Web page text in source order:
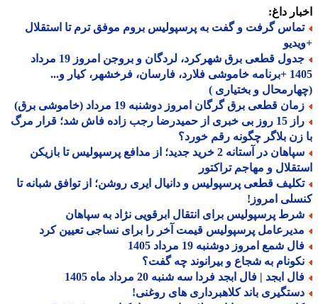
داغ:
گرفت و گفت به پرسپولیس بروم موفق ترم تا استقلال
جدول قطعی برق شهرکرد، لردگان و بروجن امروز 19 مرداد
1405 +برنامه خاموشی فلارد، فارسان، فرخشهر، کیار و...
و بختیاری )
قطعی برق گرگان امروز دوشنبه 19 مرداد (خاموشی برق)
راز 15 روز بی خبری از حمیدرضا رجب زاده فاش شد؛ قرار مرگ
زن بلاگر چگونه رقم خورد؟
سپاهان در آستانه 2 خرید جدید؛ از مدافع پرسپولیس تا بازیکن
و مهاجم تراکتور
قطعی پرسپولیس و دانیال ایری روشن؛ از توافق شبانه تا
امروز!
پرسپولیس برای انتقال ابرقویی نژاد به سپاهان
پرسپولیس قیمت آخر را برای نساجی تعیین کرد
شمع امروز دوشنبه 19 مرداد 1405
به شجاع و بیرانوند چه گفت؟
ابجد | فال ابجد فردا سه شنبه 20 مرداد ماه 1405
باند کلاهبرداری های روغنی!